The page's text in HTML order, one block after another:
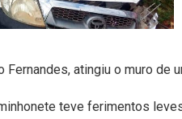
Fernandes, atingiu o muro de
teve ferimentos